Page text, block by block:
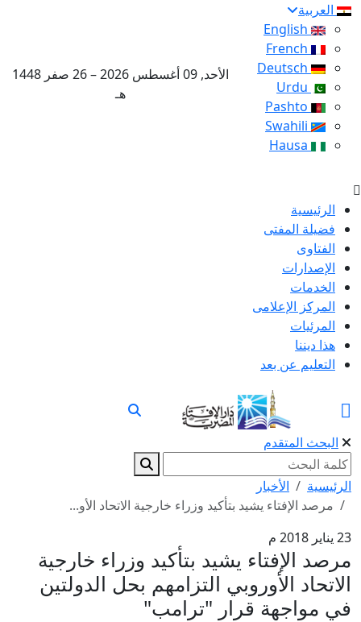
العربية
الأحد, 09 أغسطس 2026 – 26 صفر 1448
هـ
الرئيسية
فضيلة المفتى
الفتاوى
الإصدارات
الخدمات
المركز الإعلامى
المرئيات
هذا ديننا
التعليم عن بعد
البحث المتقدم
الرئيسية
الأخبار
مرصد الإفتاء يشيد بتأكيد وزراء خارجية الاتحاد الأو...
23 يناير 2018 م
مرصد الإفتاء يشيد بتأكيد وزراء خارجية
الاتحاد الأوروبي التزامهم بحل الدولتين
في مواجهة قرار "ترامب"